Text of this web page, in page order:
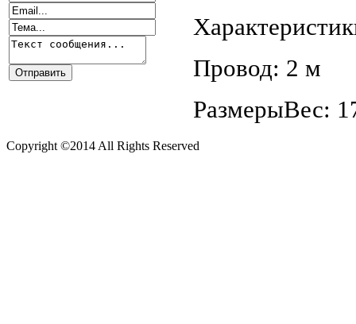
Провод: 2 м
РазмерыВес:
Copyright ©2014 All Rights Reserved